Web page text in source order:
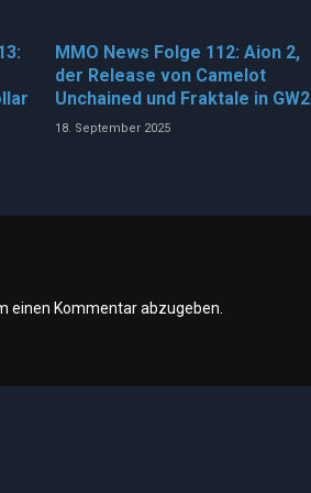
MMO News Folge 112: Aion 2,
der Release von Camelot
Unchained und Fraktale in GW2
18. September 2025
einen Kommentar abzugeben.